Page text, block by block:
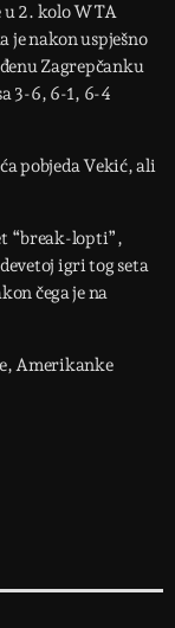
u 2. kolo WTA
je nakon uspješno
Zagrepčanku
3-6, 6-1, 6-4
pobjeda Vekić, ali
“break-lopti”,
igri tog seta
čega je na
Amerikanke